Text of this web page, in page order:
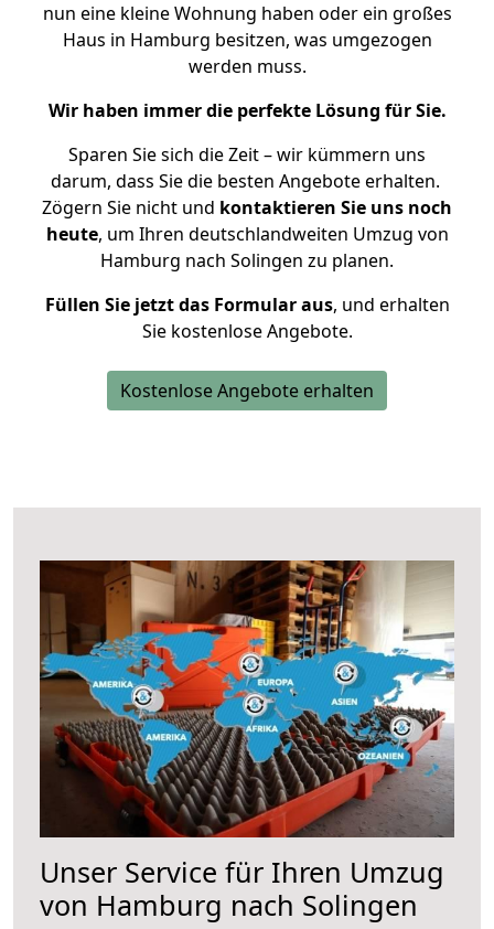
nun eine kleine Wohnung haben oder ein großes
Haus in Hamburg besitzen, was umgezogen
werden muss.
Wir haben immer die perfekte Lösung für Sie.
Sparen Sie sich die Zeit – wir kümmern uns
darum, dass Sie die besten Angebote erhalten.
Zögern Sie nicht und kontaktieren Sie uns noch
heute, um Ihren deutschlandweiten Umzug von
Hamburg nach Solingen zu planen.
Füllen Sie jetzt das Formular aus, und erhalten
Sie kostenlose Angebote.
Kostenlose Angebote erhalten
Unser Service für Ihren Umzug
von Hamburg nach Solingen